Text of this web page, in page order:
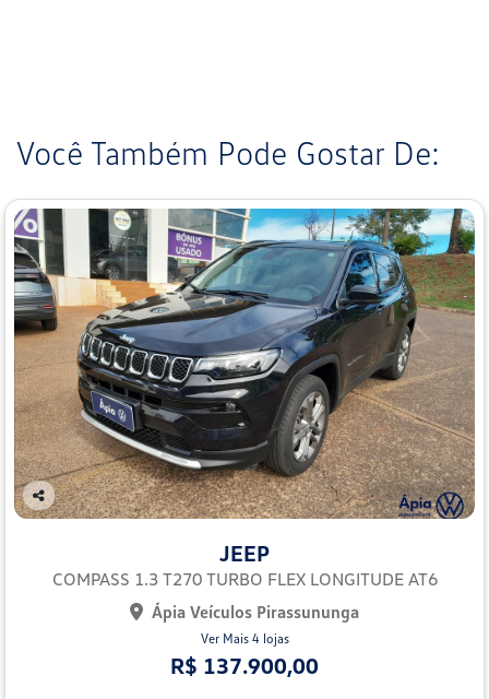
Você Também Pode Gostar De:
Co
JEEP
COMPASS 1.3 T270 TURBO FLEX LONGITUDE AT6
Ápia Veículos Pirassununga
Ver Mais 4 lojas
R$ 137.900,00